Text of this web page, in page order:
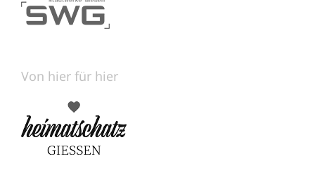
Von hier für hier